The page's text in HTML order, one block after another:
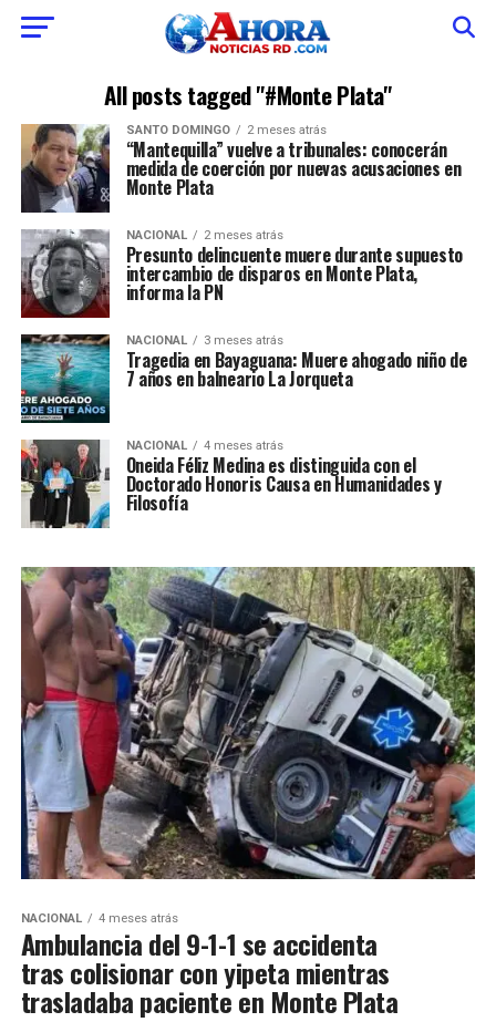
All posts tagged "#Monte Plata"
SANTO DOMINGO 2 meses atrás
“Mantequilla” vuelve a tribunales: conocerán
medida de coerción por nuevas acusaciones en
Monte Plata
NACIONAL 2 meses atrás
Presunto delincuente muere durante supuesto
intercambio de disparos en Monte Plata,
informa la PN
NACIONAL 3 meses atrás
Tragedia en Bayaguana: Muere ahogado niño de
7 años en balneario La Jorqueta
NACIONAL 4 meses atrás
Oneida Féliz Medina es distinguida con el
Doctorado Honoris Causa en Humanidades y
Filosofía
NACIONAL 4 meses atrás
Ambulancia del 9-1-1 se accidenta
tras colisionar con yipeta mientras
trasladaba paciente en Monte Plata